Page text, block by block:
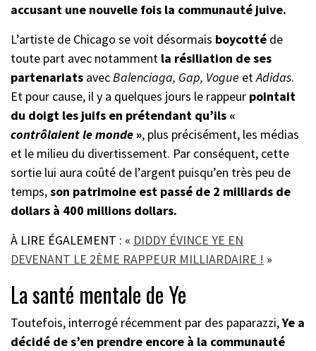
accusant une nouvelle fois la communauté juive.
L’artiste de Chicago se voit désormais boycotté de
toute part avec notamment la résiliation de ses
partenariats avecBalenciaga, Gap, Vogue etAdidas.
Et pour cause, il y a quelques jours le rappeur pointait
du doigt les juifs en prétendant qu’ils «
contrôlaient le monde», plus précisément, les médias
et le milieu du divertissement. Par conséquent, cette
sortie lui aura coûté de l’argent puisqu’en très peu de
temps,son patrimoine est passé de 2 milliards de
dollars à 400 millions dollars.
À LIRE ÉGALEMENT : « DIDDY ÉVINCE YE EN
DEVENANT LE 2ÈME RAPPEUR MILLIARDAIRE ! »
La santé mentale de Ye
Toutefois, interrogé récemment par des paparazzi,Ye a
décidé de s’en prendre encore à la communauté